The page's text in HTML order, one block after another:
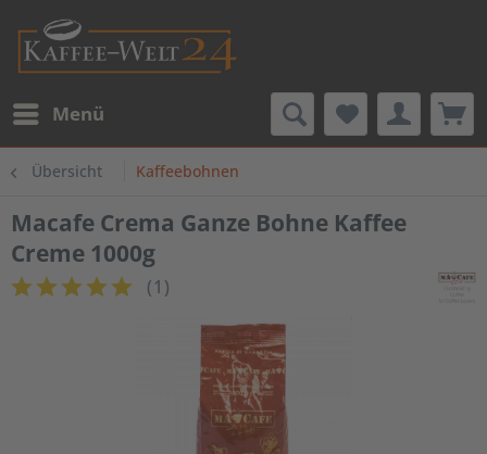
Menü
Übersicht Kaffeebohnen
Macafe Crema Ganze Bohne Kaffee
Creme 1000g
(1 )